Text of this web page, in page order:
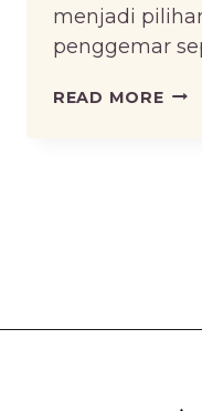
menjadi
penggemar
READ MORE
DAN